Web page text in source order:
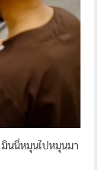
นนี่หมุนไปหมุนมา